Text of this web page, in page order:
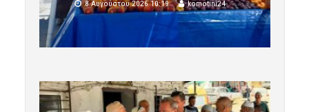
8 Αυγούστου 2026 10:19 komotini24